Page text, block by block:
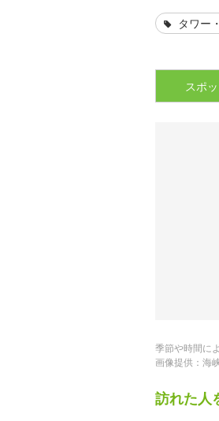
タワー
スポ
季節や時間に
画像提供：海
訪れた人